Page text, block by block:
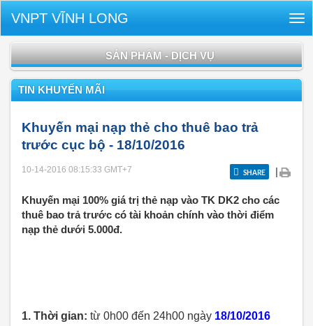
VNPT VĨNH LONG
SẢN PHẨM - DỊCH VỤ
TIN KHUYẾN MÃI
Khuyến mại nạp thẻ cho thuê bao trả
trước cục bộ - 18/10/2016
10-14-2016 08:15:33 GMT+7 SHARE |
Khuyến mại 100% giá trị thẻ nạp vào TK DK2 cho các
thuê bao trả trước có tài khoản chính vào thời điểm
nạp thẻ dưới 5.000đ.
1. Thời gian: từ 0h00 đến 24h00 ngày 18/10/2016